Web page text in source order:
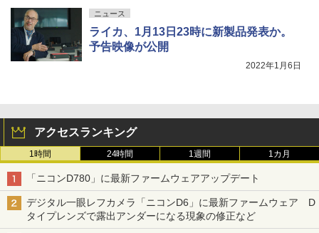
ニュース
ライカ、1月13日23時に新製品発表か。
予告映像が公開
2022年1月6日
アクセスランキング
1時間 24時間 1週間 1カ月
「ニコンD780」に最新ファームウェアアップデート
デジタル一眼レフカメラ「ニコンD6」に最新ファームウェア D
タイプレンズで露出アンダーになる現象の修正など